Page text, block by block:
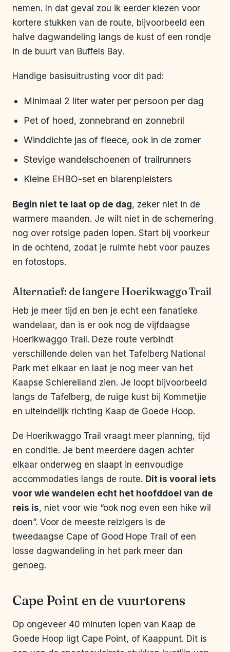
nemen. In dat geval zou ik eerder kiezen voor
kortere stukken van de route, bijvoorbeeld een
halve dagwandeling langs de kust of een rondje
in de buurt van Buffels Bay.
Handige basisuitrusting voor dit pad:
Minimaal 2 liter water per persoon per dag
Pet of hoed, zonnebrand en zonnebril
Winddichte jas of fleece, ook in de zomer
Stevige wandelschoenen of trailrunners
Kleine EHBO-set en blarenpleisters
Begin niet te laat op de dag, zeker niet in de
warmere maanden. Je wilt niet in de schemering
nog over rotsige paden lopen. Start bij voorkeur
in de ochtend, zodat je ruimte hebt voor pauzes
en fotostops.
Alternatief: de langere Hoerikwaggo Trail
Heb je meer tijd en ben je echt een fanatieke
wandelaar, dan is er ook nog de vijfdaagse
Hoerikwaggo Trail. Deze route verbindt
verschillende delen van het Tafelberg National
Park met elkaar en laat je nog meer van het
Kaapse Schiereiland zien. Je loopt bijvoorbeeld
langs de Tafelberg, de ruige kust bij Kommetjie
en uiteindelijk richting Kaap de Goede Hoop.
De Hoerikwaggo Trail vraagt meer planning, tijd
en conditie. Je bent meerdere dagen achter
elkaar onderweg en slaapt in eenvoudige
accommodaties langs de route. Dit is vooral iets
voor wie wandelen echt het hoofddoel van de
reis is, niet voor wie “ook nog even een hike wil
doen”. Voor de meeste reizigers is de
tweedaagse Cape of Good Hope Trail of een
losse dagwandeling in het park meer dan
genoeg.
Cape Point en de vuurtorens
Op ongeveer 40 minuten lopen van Kaap de
Goede Hoop ligt Cape Point, of Kaappunt. Dit is